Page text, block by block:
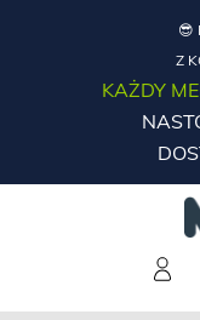
😎
Z
KAŻDY